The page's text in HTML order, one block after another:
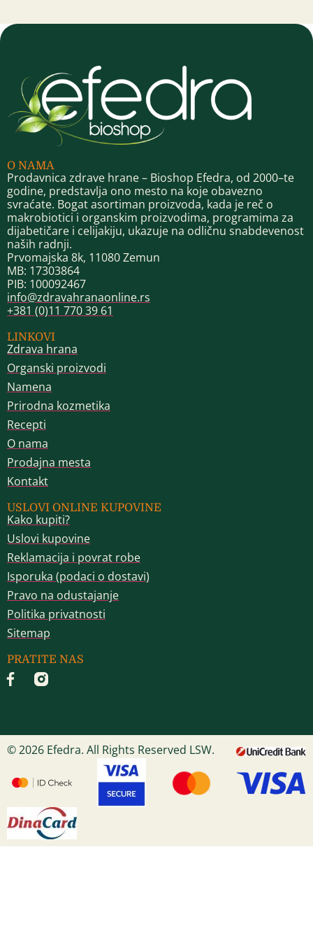
O NAMA
Prodavnica zdrave hrane – Bioshop Efedra, od 2000–te
godine, predstavlja ono mesto na koje obavezno
svraćate. Bogat asortiman proizvoda, kada je reč o
makrobiotici i organskim proizvodima, programima za
dijabetičare i celijakiju, ukazuje na odličnu snabdevenost
naših radnji.
Prvomajska 8k, 11080 Zemun
MB: 17303864
PIB: 100092467
info@zdravahranaonline.rs
+381 (0)11 770 39 61
LINKOVI
Zdrava hrana
Organski proizvodi
Namena
Prirodna kozmetika
Recepti
O nama
Prodajna mesta
Kontakt
USLOVI ONLINE KUPOVINE
Kako kupiti?
Uslovi kupovine
Reklamacija i povrat robe
Isporuka (podaci o dostavi)
Pravo na odustajanje
Politika privatnosti
Sitemap
PRATITE NAS
© 2026 Efedra. All Rights Reserved LSW.